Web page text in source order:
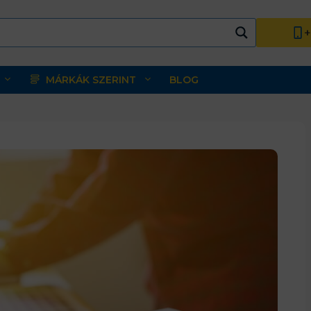
MÁRKÁK SZERINT BLOG